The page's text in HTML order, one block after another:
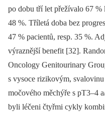
po dobu tří let přežívalo 67 %
48 %. Tříletá doba bez
47 % pacientů, resp. 35 %.
výraznější benefit [32].
Oncology Genitourinary
s vysoce rizikovým,
močového měchýře s pT3–4
byli léčeni čtyřmi cykly